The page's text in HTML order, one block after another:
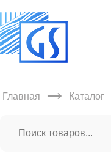
Главная → Каталог